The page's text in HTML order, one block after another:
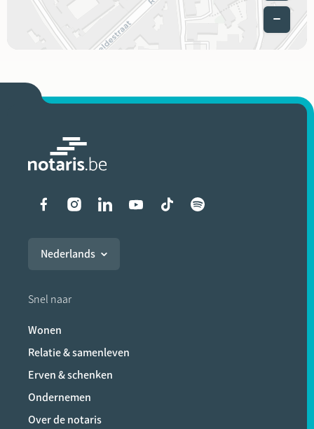
Liens vers les réseaux
Nederlands
Snel naar
Wonen
Relatie & samenleven
Erven & schenken
Ondernemen
Over de notaris